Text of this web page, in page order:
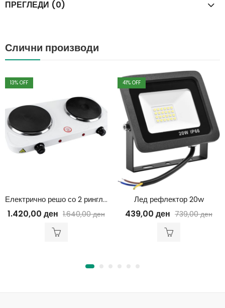
ПРЕГЛЕДИ (0)
Слични производи
13% OFF
Електрично решо со 2 рингли 2000w
1.420,00 ден 1.640,00ден
41% OFF
Лед рефлектор 20w
439,00 ден 739,00ден